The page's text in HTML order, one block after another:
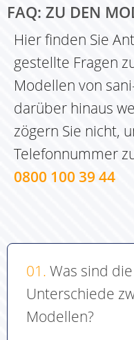
FAQ: ZU DEN
Hier finden Sie
gestellte Fragen
Modellen von
darüber hinaus
zögern Sie nicht,
Telefonnummer
0800 100 39 44
01. Was sind
Unterschiede
Modellen?